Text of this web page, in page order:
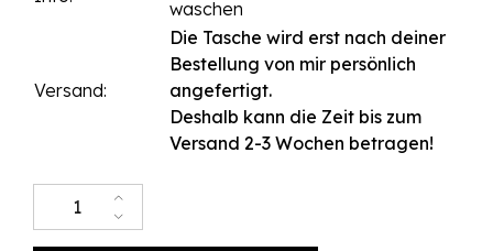
waschen
Versand:
Die Tasche wird erst nach deiner
Bestellung von mir persönlich
angefertigt.
Deshalb kann die Zeit bis zum
Versand 2-3 Wochen betragen!
Stofftasche Rosa«BIG STGALLEN» Menge